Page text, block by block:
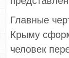
Главные
Крыму
человек